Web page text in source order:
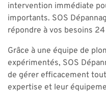
intervention immédiate
importants. SOS
répondre à vos besoins
Grâce à une équipe de
expérimentés, SOS
de gérer efficacement
expertise et leur